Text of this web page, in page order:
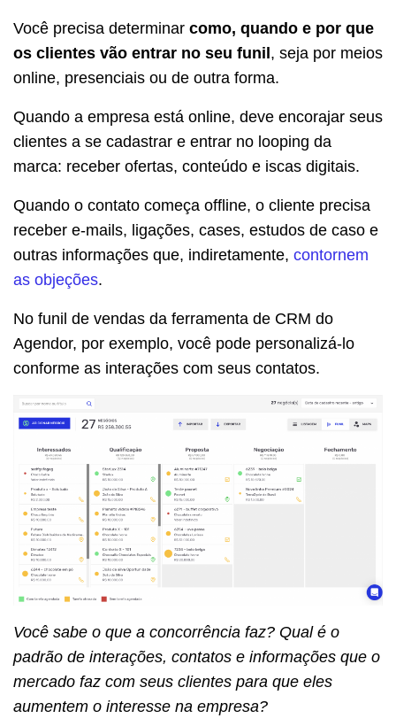
Você precisa determinar como, quando e por que
os clientes vão entrar no seu funil , seja por meios
online, presenciais ou de outra forma.
Quando a empresa está online, deve encorajar seus
clientes a se cadastrar e entrar no looping da
marca: receber ofertas, conteúdo e iscas digitais.
Quando o contato começa offline, o cliente precisa
receber e-mails, ligações, cases, estudos de caso e
outras informações que, indiretamente, contornem
as objeções.
No funil de vendas da ferramenta de CRM do
Agendor, por exemplo, você pode personalizá-lo
conforme as interações com seus contatos.
Você sabe o que a concorrência faz? Qual é o
padrão de interações, contatos e informações que o
mercado faz com seus clientes para que eles
aumentem o interesse na empresa?